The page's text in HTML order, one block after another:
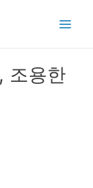
조용한